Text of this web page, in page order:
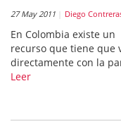
27 May 2011 Diego
En Colombia existe un
recurso que tiene que
directamente con la
Leer